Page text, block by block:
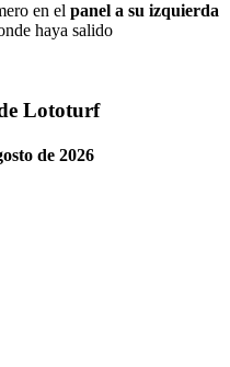
en el panel a su izquierda
haya salido
Lototurf
de 2026